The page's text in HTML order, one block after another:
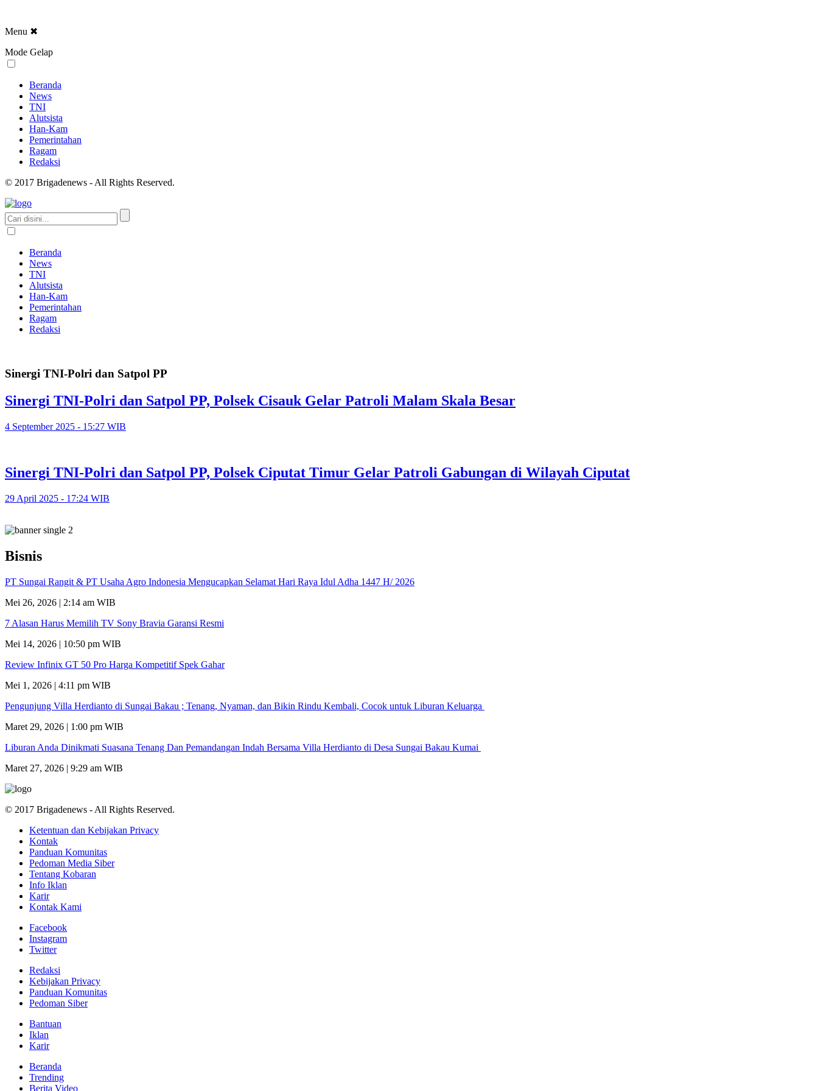
Menu ✖
Mode Gelap
Beranda
News
TNI
Alutsista
Han-Kam
Pemerintahan
Ragam
Redaksi
© 2017 Brigadenews - All Rights Reserved.
Beranda
News
TNI
Alutsista
Han-Kam
Pemerintahan
Ragam
Redaksi
Sinergi TNI-Polri dan Satpol PP
Sinergi TNI-Polri dan Satpol PP, Polsek Cisauk Gelar Patroli Malam Skala Besar
4 September 2025 - 15:27 WIB
Sinergi TNI-Polri dan Satpol PP, Polsek Ciputat Timur Gelar Patroli Gabungan di Wilayah Ciputat
29 April 2025 - 17:24 WIB
Bisnis
PT Sungai Rangit & PT Usaha Agro Indonesia Mengucapkan Selamat Hari Raya Idul Adha 1447 H/ 2026
Mei 26, 2026 | 2:14 am WIB
7 Alasan Harus Memilih TV Sony Bravia Garansi Resmi
Mei 14, 2026 | 10:50 pm WIB
Review Infinix GT 50 Pro Harga Kompetitif Spek Gahar
Mei 1, 2026 | 4:11 pm WIB
Pengunjung Villa Herdianto di Sungai Bakau ; Tenang, Nyaman, dan Bikin Rindu Kembali, Cocok untuk Liburan Keluarga
Maret 29, 2026 | 1:00 pm WIB
Liburan Anda Dinikmati Suasana Tenang Dan Pemandangan Indah Bersama Villa Herdianto di Desa Sungai Bakau Kumai
Maret 27, 2026 | 9:29 am WIB
© 2017 Brigadenews - All Rights Reserved.
Ketentuan dan Kebijakan Privacy
Kontak
Panduan Komunitas
Pedoman Media Siber
Tentang Kobaran
Info Iklan
Karir
Kontak Kami
Facebook
Instagram
Twitter
Redaksi
Kebijakan Privacy
Panduan Komunitas
Pedoman Siber
Bantuan
Iklan
Karir
Beranda
Trending
Berita Video